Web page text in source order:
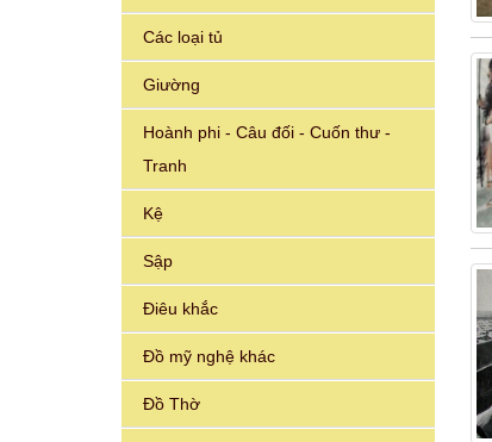
Các loại tủ
Giường
Hoành phi - Câu đối - Cuốn thư -
Tranh
Kệ
Sập
Điêu khắc
Đồ mỹ nghệ khác
Đồ Thờ